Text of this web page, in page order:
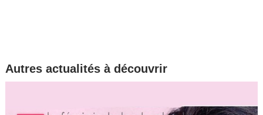
Autres actualités à découvrir